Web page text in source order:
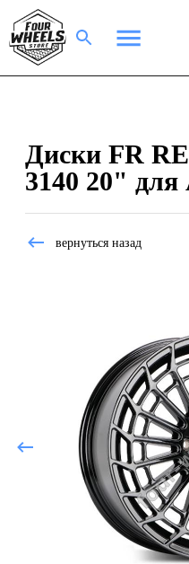
Диски FR
3140 20"
вернуться назад